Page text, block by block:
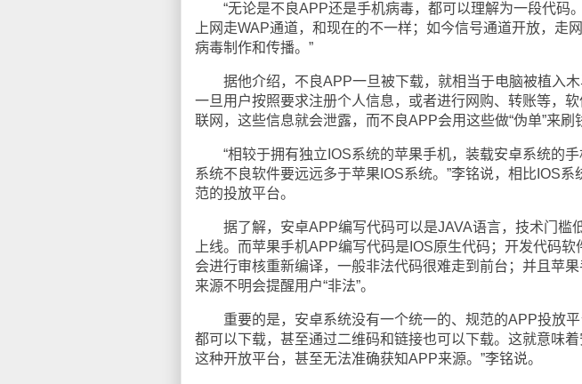
“无论是不良APP还是手机病毒，都可以理解为一段代码。
上网走WAP通道，和现在的不一样；如今信号通道开放，走
病毒制作和传播。”
据他介绍，不良APP一旦被下载，就相当于电脑被植入木
一旦用户按照要求注册个人信息，或者进行网购、转账等，
联网，这些信息就会泄露，而不良APP会用这些做“伪单”来刷
“相较于拥有独立IOS系统的苹果手机，装载安卓系统的手
系统不良软件要远远多于苹果IOS系统。”李铭说，相比IOS
范的投放平台。
据了解，安卓APP编写代码可以是JAVA语言，技术门槛
上线。而苹果手机APP编写代码是IOS原生代码；开发代码
会进行审核重新编译，一般非法代码很难走到前台；并且苹
来源不明会提醒用户“非法”。
重要的是，安卓系统没有一个统一的、规范的APP投放平
都可以下载，甚至通过二维码和链接也可以下载。这就意味
这种开放平台，甚至无法准确获知APP来源。”李铭说。